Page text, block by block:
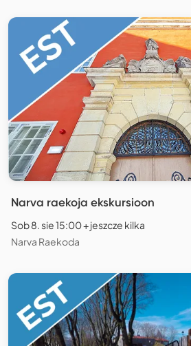
Narva raekoja ekskursioon
Sob 8. sie 15:00 + jeszcze kilka
Narva Raekoda